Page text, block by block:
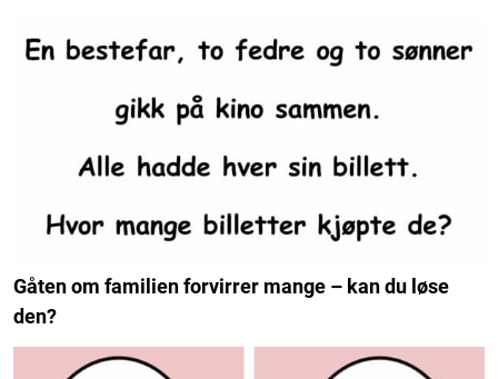
Gåten om familien forvirrer mange – kan du løse
den?